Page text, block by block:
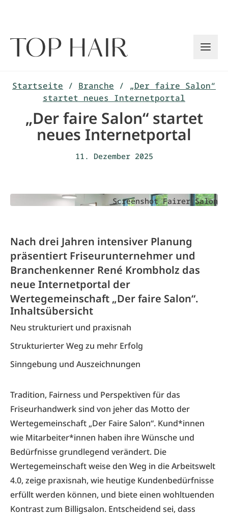
Startseite / Branche /
„Der faire Salon“
startet neues Internetportal
„Der faire Salon“ startet
neues Internetportal
11. Dezember 2025
Screenshot Fairer Salon
Nach drei Jahren intensiver Planung
präsentiert Friseurunternehmer und
Branchenkenner René Krombholz das
neue Internetportal der
Wertegemeinschaft „Der faire Salon“.
Inhaltsübersicht
Neu strukturiert und praxisnah
Strukturierter Weg zu mehr Erfolg
Sinngebung und Auszeichnungen
Tradition, Fairness und Perspektiven für das
Friseurhandwerk sind von jeher das Motto der
Wertegemeinschaft „Der Faire Salon“. Kund*innen
wie Mitarbeiter*innen haben ihre Wünsche und
Bedürfnisse grundlegend verändert. Die
Wertegemeinschaft weise den Weg in die Arbeitswelt
4.0, zeige praxisnah, wie heutige Kundenbedürfnisse
erfüllt werden können, und biete einen wohltuenden
Kontrast zum Billigsalon. Entscheidend sei, dass